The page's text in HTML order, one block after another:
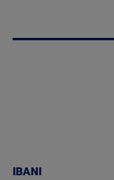
IBANI